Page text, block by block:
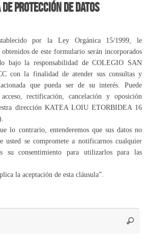
Protección de Datos
por la Ley Orgánica 15/1999, le
de este formulario serán incorporados
bajo la responsabilidad de COLEGIO SAN
con la finalidad de atender sus consultas y
que pueda ser de su interés. Puede
rectificación, cancelación y oposición
dirección KATEA LOIU ETORBIDEA 16
lo contrario, entenderemos que sus datos no
usted se compromete a notificarnos cualquier
su consentimiento para utilizarlos para las
la aceptación de esta cláusula”.